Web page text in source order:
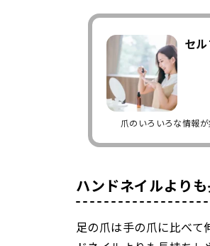
セ
爪のいろいろな情報
ハンドネイルより
足の爪は手の爪に比べ